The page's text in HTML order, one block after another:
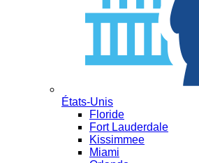
États-Unis
Floride
Fort Lauderdale
Kissimmee
Miami